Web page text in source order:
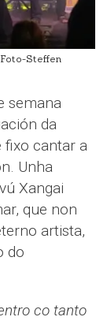
Steffen
semana
da
fixo cantar a
Unha
Xangai
que non
artista,
do
co tanto